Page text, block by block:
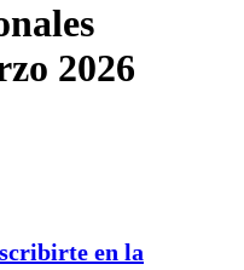
2026
en la